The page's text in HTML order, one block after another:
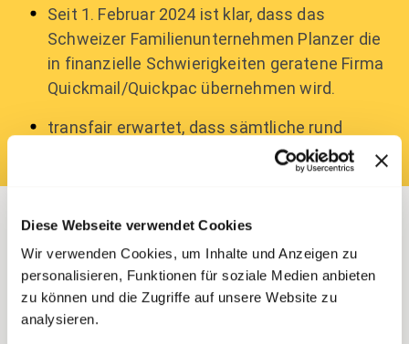
Diese Webseite verwendet Cookies
Wir verwenden Cookies, um Inhalte und Anzeigen zu
personalisieren, Funktionen für soziale Medien anbieten
zu können und die Zugriffe auf unsere Website zu
analysieren.
Seit 1. Februar 2024 ist klar, dass das
Schweizer Familienunternehmen Planzer die
in finanzielle Schwierigkeiten geratene Firma
Quickmail/Quickpac übernehmen wird.
transfair erwartet, dass sämtliche rund
4'000 Mitarbeitende übernommen werden.
Es mutet für schweizerische Verhältnisse
ungewohnt an: die Übernahme der in finanzielle
Schwierigkeiten geratenen privaten Postfirma
Quickmail/Quickpac durch die Schweizerische
Post schien nur eine Formsache zu sein. Es